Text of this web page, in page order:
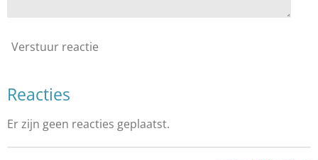
Verstuur reactie
Reacties
Er zijn geen reacties geplaatst.